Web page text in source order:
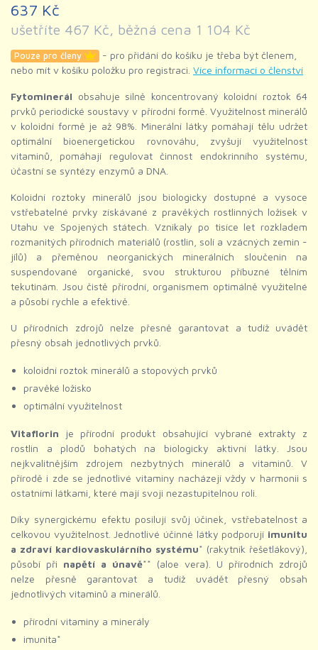
637 Kč
ušetříte 467 Kč, běžná cena 1 104 Kč
Pouze pro členy
- pro přidání do košíku je třeba být členem,
nebo mít v košíku položku pro registraci. Více informací o členství
Fytominerál obsahuje silně koncentrovaný koloidní roztok 64
prvků periodické soustavy v přírodní formě. Využitelnost minerálů
v koloidní formě je až 98%. Minerální látky pomáhají tělu udržet
optimální bioenergetickou rovnováhu, zvyšují využitelnost
vitaminů, pomáhají regulovat činnost endokrinního systému,
účastní se syntézy enzymů a DNA.
Koloidní roztoky minerálů jsou biologicky dostupné a vysoce
vstřebatelné prvky získávané z pravěkých rostlinných ložisek v
Utahu ve Spojených státech. Vznikaly po tisíce let rozkladem
rozmanitých přírodních materiálů (rostlin, solí a vzácných zemin -
jílů) a přeměnou neorganických minerálních sloučenin na
suspendované organické, svou strukturou příbuzné tělním
tekutinám. Jsou čistě přírodní, organismem optimálně využitelné
a působí rychle a efektivě.
U přírodních zdrojů nelze přesně garantovat a tudíž uvádět
přesný obsah jednotlivých prvků.
koloidní roztok minerálů a stopových prvků
pravěké ložisko
optimální využitelnost
Vitaflorin je přírodní produkt obsahující vybrané extrakty z
rostlin a plodů bohatých na biologicky aktivní látky. Jsou
nejkvalitnějším zdrojem nezbytných minerálů a vitaminů. V
přírodě i zde se jednotlivé vitaminy nacházejí vždy v harmonii s
ostatními látkami, které mají svoji nezastupitelnou roli.
Díky synergickému efektu posilují svůj účinek, vstřebatelnost a
celkovou využitelnost. Jednotlivé účinné látky podporují imunitu
a zdraví kardiovaskulárního systému* (rakytník řešetlákový),
působí při napětí a únavě** (aloe vera). U přírodních zdrojů
nelze přesně garantovat a tudíž uvádět přesný obsah
jednotlivých vitaminů a minerálů.
přírodní vitaminy a minerály
imunita*